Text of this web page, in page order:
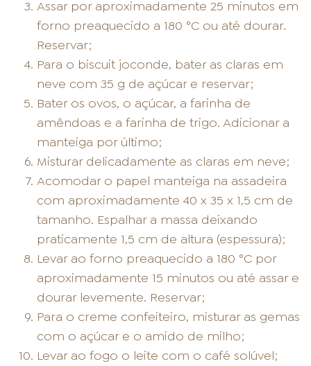
Assar por aproximadamente 25 minutos em
forno preaquecido a 180 °C ou até dourar.
Reservar;
Para o biscuit joconde, bater as claras em
neve com 35 g de açúcar e reservar;
Bater os ovos, o açúcar, a farinha de
amêndoas e a farinha de trigo. Adicionar a
manteiga por último;
Misturar delicadamente as claras em neve;
Acomodar o papel manteiga na assadeira
com aproximadamente 40 x 35 x 1,5 cm de
tamanho. Espalhar a massa deixando
praticamente 1,5 cm de altura (espessura);
Levar ao forno preaquecido a 180 °C por
aproximadamente 15 minutos ou até assar e
dourar levemente. Reservar;
Para o creme confeiteiro, misturar as gemas
com o açúcar e o amido de milho;
Levar ao fogo o leite com o café solúvel;